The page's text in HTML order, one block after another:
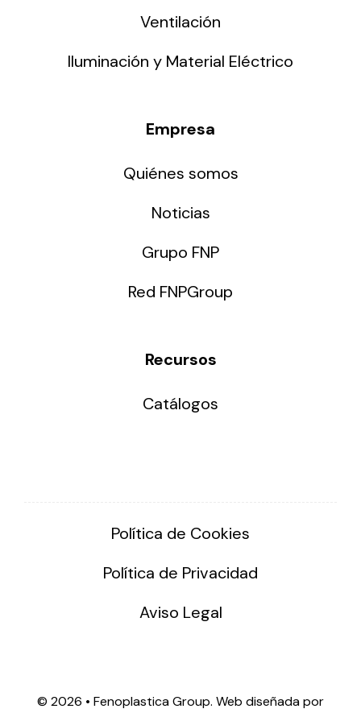
Ventilación
Iluminación y Material Eléctrico
Empresa
Quiénes somos
Noticias
Grupo FNP
Red FNPGroup
Recursos
Catálogos
Política de Cookies
Política de Privacidad
Aviso Legal
© 2026 • Fenoplastica Group. Web diseñada por